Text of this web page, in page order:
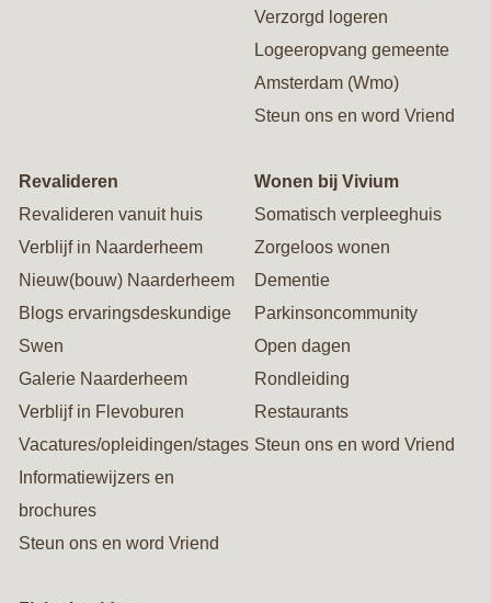
Verzorgd logeren
Logeeropvang gemeente
Amsterdam (Wmo)
Steun ons en word Vriend
Revalideren
Revalideren vanuit huis
Verblijf in Naarderheem
Nieuw(bouw) Naarderheem
Blogs ervaringsdeskundige
Swen
Galerie Naarderheem
Verblijf in Flevoburen
Vacatures/opleidingen/stages
Informatiewijzers en
brochures
Steun ons en word Vriend
Wonen bij Vivium
Somatisch verpleeghuis
Zorgeloos wonen
Dementie
Parkinsoncommunity
Open dagen
Rondleiding
Restaurants
Steun ons en word Vriend